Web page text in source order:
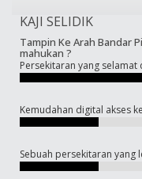
KAJI SELIDIK
Tampin Ke Arah Bandar
mahukan ?
Persekitaran yang
Kemudahan digital akses
Sebuah persekitaran yang